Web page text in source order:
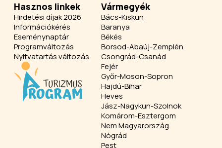
Hasznos linkek
Hirdetési díjak 2026
Információkérés
Eseménynaptár
Programváltozás
Nyitvatartás változás
Vármegyék
Bács-Kiskun
Baranya
Békés
Borsod-Abaúj-Zemplén
Csongrád-Csanád
Fejér
Győr-Moson-Sopron
Hajdú-Bihar
Heves
Jász-Nagykun-Szolnok
Komárom-Esztergom
Nem Magyarország
Nógrád
Pest